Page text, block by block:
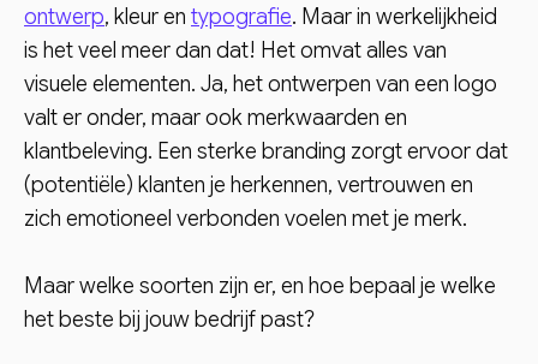
ontwerp, kleur en typografie. Maar in werkelijkheid
is het veel meer dan dat! Het omvat alles van
visuele elementen. Ja, het ontwerpen van een logo
valt er onder, maar ook merkwaarden en
klantbeleving. Een sterke branding zorgt ervoor dat
(potentiële) klanten je herkennen, vertrouwen en
zich emotioneel verbonden voelen met je merk.
Maar welke soorten zijn er, en hoe bepaal je welke
het beste bij jouw bedrijf past?